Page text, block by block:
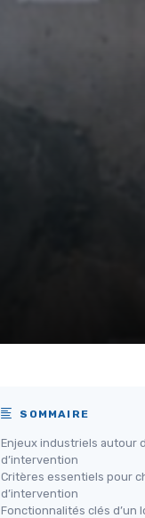
SOMMAIRE
Enjeux industriels autour
d’intervention
Critères essentiels pour
d’intervention
Fonctionnalités clés d’un